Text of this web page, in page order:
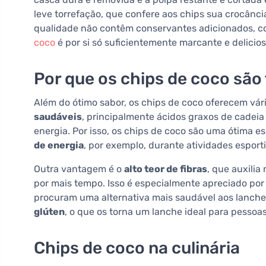
leve torrefação, que confere aos chips sua
qualidade não contêm conservantes adicionados,
coco é por si só suficientemente marcante e
Por que os chips de coco
Além do ótimo sabor, os chips de coco oferecem
saudáveis, principalmente ácidos graxos de
energia. Por isso, os chips de coco são uma ótima
de energia, por exemplo, durante atividades
Outra vantagem é o alto teor de fibras, que auxilia
por mais tempo. Isso é especialmente apreciado
procuram uma alternativa mais saudável aos
glúten, o que os torna um lanche ideal para
Chips de coco na culinária